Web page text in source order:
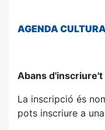
AGENDA
Abans d'inscriure't
La inscripció és
pots inscriure a